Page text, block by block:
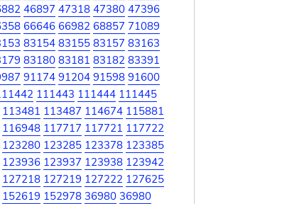
46897 47318 47380 47396
66646 66982 68857 71089
83154 83155 83157 83163
83180 83181 83182 83391
91174 91204 91598 91600
111443 111444 111445
113481 113487 114674 115881
116948 117717 117721 117722
123280 123285 123378 123385
123936 123937 123938 123942
127218 127219 127222 127625
152619 152978 36980 36980